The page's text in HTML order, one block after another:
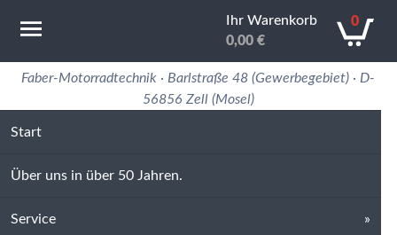
Motorradtechnik Erfahrung in 50 Jahren
Faber-Motorradtechnik · Barlstraße 48 (Gewerbegebiet) · D-
56856 Zell (Mosel)
Start
Über uns in über 50 Jahren.
Service
Ihr Warenkorb
0,00 €
0